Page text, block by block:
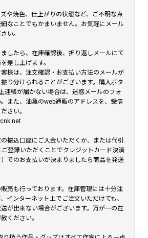
や焼色、仕上がりの状態など、ご不明な点
なことでもかまいません。お気軽にメール
い。
したら、在庫確認後、折り返しメールにて
差し上げます。
様は、注文確認・お支払い方法のメールが
り分けられることがございます。購入ボタ
連絡が届かない場合は、迷惑メールのフォ
また、油亀のweb通販のアドレスを、受信
さい。
振込口座にご入金いただくか、または代引
ご登録いただくことでクレジットカード決済
でのお支払いが決まりましたら商品を発送
売も行っております。在庫管理には十分注
インターネット上でご注文いただけても、
が出来ない場合がございます。万が一の在
ください。